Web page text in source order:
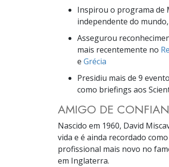
Inspirou o programa de
independente do
Assegurou
mais recentemente no
e Grécia
Presidiu mais de 9
como briefings aos
AMIGO DE
Nascido em 1960, David
vida e é ainda recordado
profissional mais novo no
em Inglaterra.